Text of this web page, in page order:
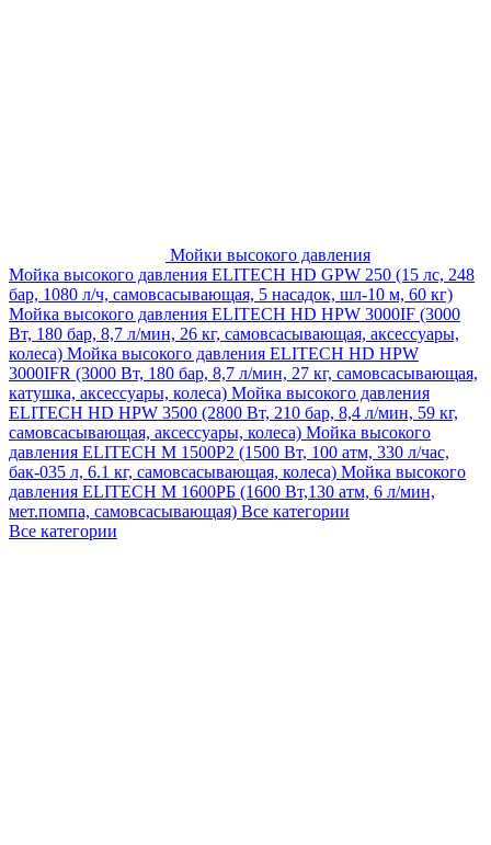
Мойки высокого давления
Мойка высокого давления ELITECH HD GPW 250 (15 лс, 248
бар, 1080 л/ч, самовсасывающая, 5 насадок, шл-10 м, 60 кг)
Мойка высокого давления ELITECH HD HPW 3000IF (3000
Вт, 180 бар, 8,7 л/мин, 26 кг, самовсасывающая, аксессуары,
колеса) Мойка высокого давления ELITECH HD HPW
3000IFR (3000 Вт, 180 бар, 8,7 л/мин, 27 кг, самовсасывающая,
катушка, аксессуары, колеса) Мойка высокого давления
ELITECH HD HPW 3500 (2800 Вт, 210 бар, 8,4 л/мин, 59 кг,
самовсасывающая, аксессуары, колеса) Мойка высокого
давления ELITECH M 1500P2 (1500 Вт, 100 атм, 330 л/час,
бак-035 л, 6.1 кг, самовсасывающая, колеса) Мойка высокого
давления ELITECH М 1600РБ (1600 Вт,130 атм, 6 л/мин,
мет.помпа, самовсасывающая) Все категории
Все категории